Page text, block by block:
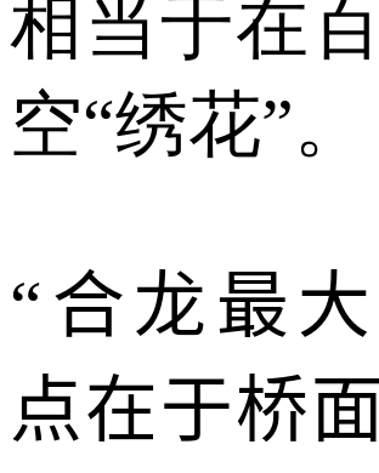
相当于在
空“绣花”。
“合龙最
点在于桥